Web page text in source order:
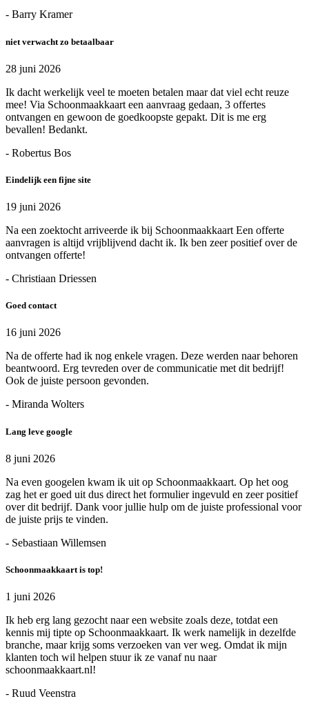
- Barry Kramer
niet verwacht zo betaalbaar
28 juni 2026
Ik dacht werkelijk veel te moeten betalen maar dat viel echt reuze
mee! Via Schoonmaakkaart een aanvraag gedaan, 3 offertes
ontvangen en gewoon de goedkoopste gepakt. Dit is me erg
bevallen! Bedankt.
- Robertus Bos
Eindelijk een fijne site
19 juni 2026
Na een zoektocht arriveerde ik bij Schoonmaakkaart Een offerte
aanvragen is altijd vrijblijvend dacht ik. Ik ben zeer positief over de
ontvangen offerte!
- Christiaan Driessen
Goed contact
16 juni 2026
Na de offerte had ik nog enkele vragen. Deze werden naar behoren
beantwoord. Erg tevreden over de communicatie met dit bedrijf!
Ook de juiste persoon gevonden.
- Miranda Wolters
Lang leve google
8 juni 2026
Na even googelen kwam ik uit op Schoonmaakkaart. Op het oog
zag het er goed uit dus direct het formulier ingevuld en zeer positief
over dit bedrijf. Dank voor jullie hulp om de juiste professional voor
de juiste prijs te vinden.
- Sebastiaan Willemsen
Schoonmaakkaart is top!
1 juni 2026
Ik heb erg lang gezocht naar een website zoals deze, totdat een
kennis mij tipte op Schoonmaakkaart. Ik werk namelijk in dezelfde
branche, maar krijg soms verzoeken van ver weg. Omdat ik mijn
klanten toch wil helpen stuur ik ze vanaf nu naar
schoonmaakkaart.nl!
- Ruud Veenstra